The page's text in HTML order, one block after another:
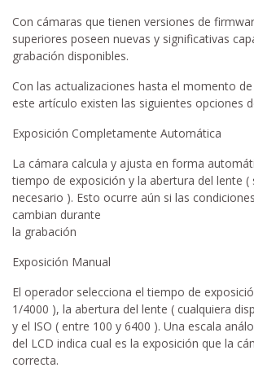
Con cámaras que tienen versiones de
superiores poseen nuevas y significativas
grabación disponibles.
Con las actualizaciones hasta el momento
este artículo existen las siguientes opciones
Exposición Completamente Automática
La cámara calcula y ajusta en forma
tiempo de exposición y la abertura del lente (
necesario ). Esto ocurre aún si las
cambian durante
la grabación
Exposición Manual
El operador selecciona el tiempo de
1/4000 ), la abertura del lente ( cualquiera
y el ISO ( entre 100 y 6400 ). Una escala
del LCD indica cual es la exposición que la
correcta.